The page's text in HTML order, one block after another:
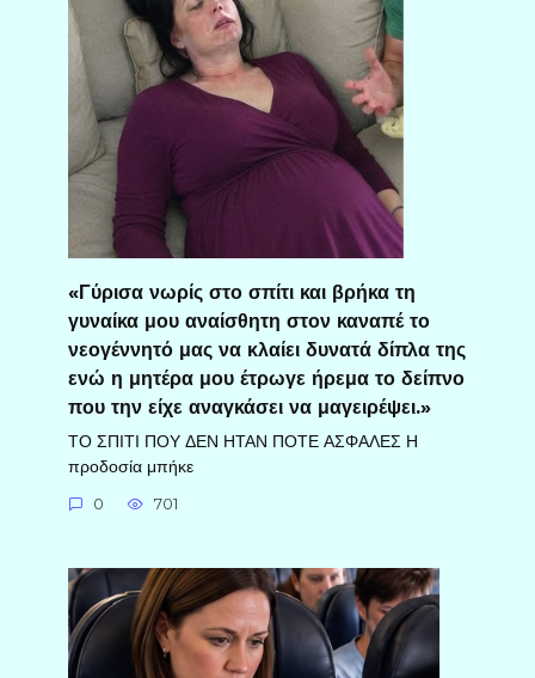
«Γύρισα νωρίς στο σπίτι και βρήκα τη
γυναίκα μου αναίσθητη στον καναπέ το
νεογέννητό μας να κλαίει δυνατά δίπλα της
ενώ η μητέρα μου έτρωγε ήρεμα το δείπνο
που την είχε αναγκάσει να μαγειρέψει.»
ΤΟ ΣΠΙΤΙ ΠΟΥ ΔΕΝ ΗΤΑΝ ΠΟΤΕ ΑΣΦΑΛΕΣ Η
προδοσία μπήκε
0 701